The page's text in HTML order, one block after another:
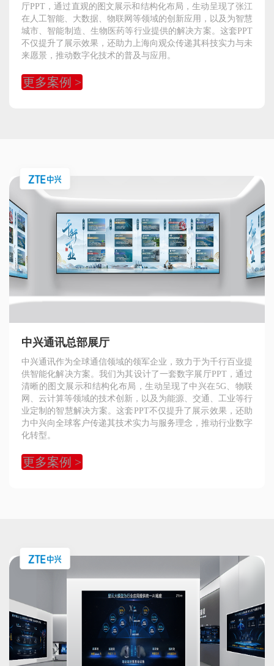
厅PPT，通过直观的图文展示和结构化布局，生动呈现了张江
在人工智能、大数据、物联网等领域的创新应用，以及为智慧
城市、智能制造、生物医药等行业提供的解决方案。这套PPT
不仅提升了展示效果，还助力上海向观众传递其科技实力与未
来愿景，推动数字化技术的普及与应用。
更多案例 >
中兴通讯总部展厅
中兴通讯作为全球通信领域的领军企业，致力于为千行百业提
供智能化解决方案。我们为其设计了一套数字展厅PPT，通过
清晰的图文展示和结构化布局，生动呈现了中兴在5G、物联
网、云计算等领域的技术创新，以及为能源、交通、工业等行
业定制的智慧解决方案。这套PPT不仅提升了展示效果，还助
力中兴向全球客户传递其技术实力与服务理念，推动行业数字
化转型。
更多案例 >